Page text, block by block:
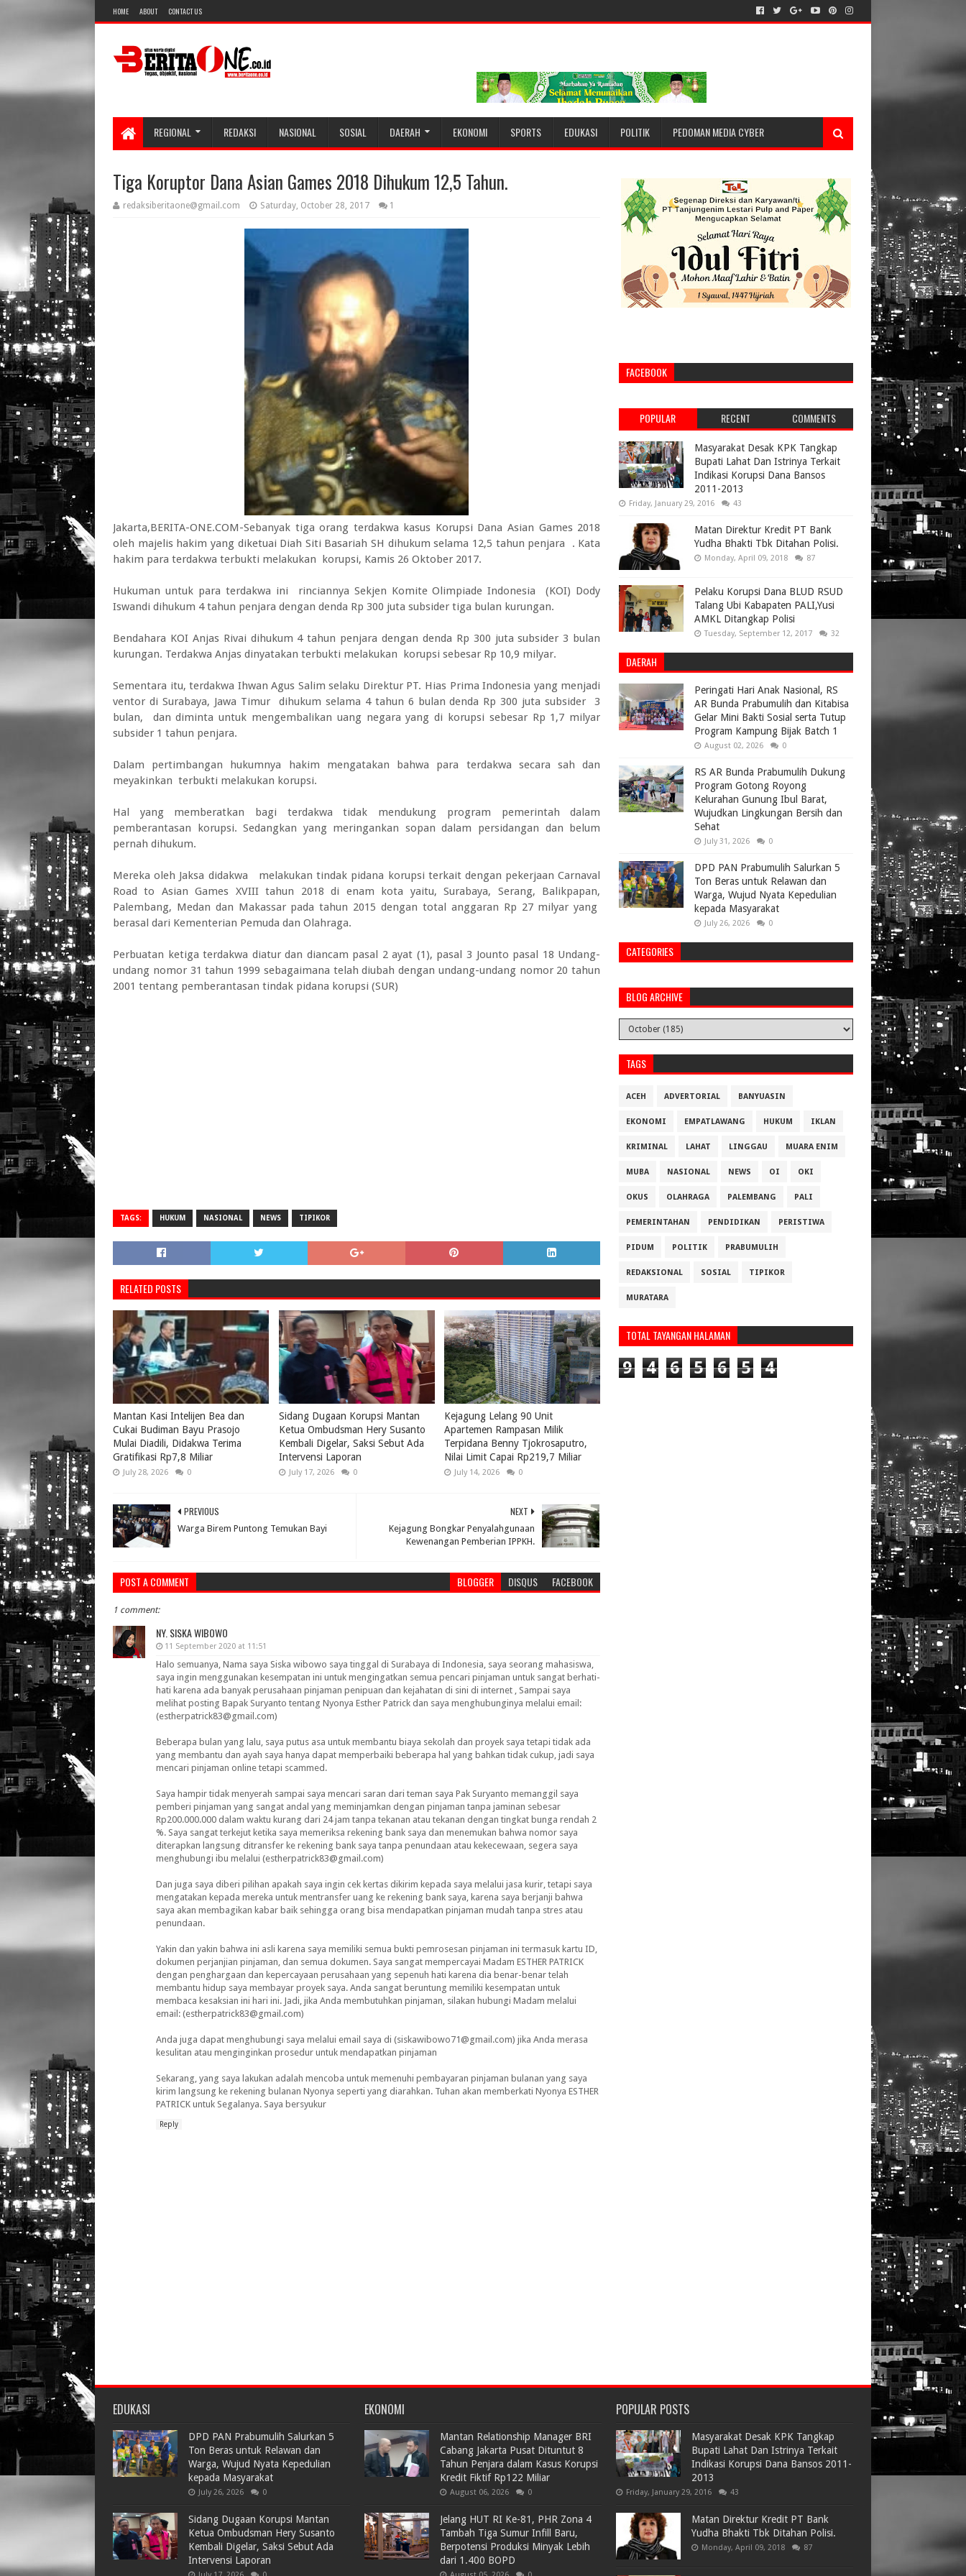
HOME ABOUT CONTACT US
REGIONAL REDAKSI NASIONAL SOSIAL DAERAH EKONOMI SPORTS EDUKASI POLITIK PEDOMAN MEDIA CYBER
Tiga Koruptor Dana Asian Games 2018 Dihukum 12,5 Tahun.
redaksiberitaone@gmail.com Saturday, October 28, 2017 1
Jakarta,BERITA-ONE.COM-Sebanyak tiga orang terdakwa kasus Korupsi Dana Asian Games 2018
oleh majelis hakim yang diketuai Diah Siti Basariah SH dihukum selama 12,5 tahun penjara . Kata
hakim para terdakwa terbukti melakukan korupsi, Kamis 26 Oktober 2017.
Hukuman untuk para terdakwa ini rinciannya Sekjen Komite Olimpiade Indonesia (KOI) Dody
Iswandi dihukum 4 tahun penjara dengan denda Rp 300 juta subsider tiga bulan kurungan.
Bendahara KOI Anjas Rivai dihukum 4 tahun penjara dengan denda Rp 300 juta subsider 3 bulan
kurungan. Terdakwa Anjas dinyatakan terbukti melakukan korupsi sebesar Rp 10,9 milyar.
Sementara itu, terdakwa Ihwan Agus Salim selaku Direktur PT. Hias Prima Indonesia yang menjadi
ventor di Surabaya, Jawa Timur dihukum selama 4 tahun 6 bulan denda Rp 300 juta subsider 3
bulan, dan diminta untuk mengembalikan uang negara yang di korupsi sebesar Rp 1,7 milyar
subsider 1 tahun penjara.
Dalam pertimbangan hukumnya hakim mengatakan bahwa para terdakwa secara sah dan
meyakinkan terbukti melakukan korupsi.
Hal yang memberatkan bagi terdakwa tidak mendukung program pemerintah dalam
pemberantasan korupsi. Sedangkan yang meringankan sopan dalam persidangan dan belum
pernah dihukum.
Mereka oleh Jaksa didakwa melakukan tindak pidana korupsi terkait dengan pekerjaan Carnaval
Road to Asian Games XVIII tahun 2018 di enam kota yaitu, Surabaya, Serang, Balikpapan,
Palembang, Medan dan Makassar pada tahun 2015 dengan total anggaran Rp 27 milyar yang
berasal dari Kementerian Pemuda dan Olahraga.
Perbuatan ketiga terdakwa diatur dan diancam pasal 2 ayat (1), pasal 3 Jounto pasal 18 Undang-
undang nomor 31 tahun 1999 sebagaimana telah diubah dengan undang-undang nomor 20 tahun
2001 tentang pemberantasan tindak pidana korupsi (SUR)
TAGS: HUKUM NASIONAL NEWS TIPIKOR
RELATED POSTS
Mantan Kasi Intelijen Bea dan
Cukai Budiman Bayu Prasojo
Mulai Diadili, Didakwa Terima
Gratifikasi Rp7,8 Miliar
July 28, 2026 0
Sidang Dugaan Korupsi Mantan
Ketua Ombudsman Hery Susanto
Kembali Digelar, Saksi Sebut Ada
Intervensi Laporan
July 17, 2026 0
Kejagung Lelang 90 Unit
Apartemen Rampasan Milik
Terpidana Benny Tjokrosaputro,
Nilai Limit Capai Rp219,7 Miliar
July 14, 2026 0
NEXT
Kejagung Bongkar Penyalahgunaan
Kewenangan Pemberian IPPKH.
PREVIOUS
Warga Birem Puntong Temukan Bayi
POST A COMMENT BLOGGER DISQUS FACEBOOK
1 comment:
NY. SISKA WIBOWO
11 September 2020 at 11:51
Halo semuanya, Nama saya Siska wibowo saya tinggal di Surabaya di Indonesia, saya seorang mahasiswa,
saya ingin menggunakan kesempatan ini untuk mengingatkan semua pencari pinjaman untuk sangat berhati-
hati karena ada banyak perusahaan pinjaman penipuan dan kejahatan di sini di internet , Sampai saya
melihat posting Bapak Suryanto tentang Nyonya Esther Patrick dan saya menghubunginya melalui email:
(estherpatrick83@gmail.com)
Beberapa bulan yang lalu, saya putus asa untuk membantu biaya sekolah dan proyek saya tetapi tidak ada
yang membantu dan ayah saya hanya dapat memperbaiki beberapa hal yang bahkan tidak cukup, jadi saya
mencari pinjaman online tetapi scammed.
Saya hampir tidak menyerah sampai saya mencari saran dari teman saya Pak Suryanto memanggil saya
pemberi pinjaman yang sangat andal yang meminjamkan dengan pinjaman tanpa jaminan sebesar
Rp200.000.000 dalam waktu kurang dari 24 jam tanpa tekanan atau tekanan dengan tingkat bunga rendah 2
%. Saya sangat terkejut ketika saya memeriksa rekening bank saya dan menemukan bahwa nomor saya
diterapkan langsung ditransfer ke rekening bank saya tanpa penundaan atau kekecewaan, segera saya
menghubungi ibu melalui (estherpatrick83@gmail.com)
Dan juga saya diberi pilihan apakah saya ingin cek kertas dikirim kepada saya melalui jasa kurir, tetapi saya
mengatakan kepada mereka untuk mentransfer uang ke rekening bank saya, karena saya berjanji bahwa
saya akan membagikan kabar baik sehingga orang bisa mendapatkan pinjaman mudah tanpa stres atau
penundaan.
Yakin dan yakin bahwa ini asli karena saya memiliki semua bukti pemrosesan pinjaman ini termasuk kartu ID,
dokumen perjanjian pinjaman, dan semua dokumen. Saya sangat mempercayai Madam ESTHER PATRICK
dengan penghargaan dan kepercayaan perusahaan yang sepenuh hati karena dia benar-benar telah
membantu hidup saya membayar proyek saya. Anda sangat beruntung memiliki kesempatan untuk
membaca kesaksian ini hari ini. Jadi, jika Anda membutuhkan pinjaman, silakan hubungi Madam melalui
email: (estherpatrick83@gmail.com)
Anda juga dapat menghubungi saya melalui email saya di (siskawibowo71@gmail.com) jika Anda merasa
kesulitan atau menginginkan prosedur untuk mendapatkan pinjaman
Sekarang, yang saya lakukan adalah mencoba untuk memenuhi pembayaran pinjaman bulanan yang saya
kirim langsung ke rekening bulanan Nyonya seperti yang diarahkan. Tuhan akan memberkati Nyonya ESTHER
PATRICK untuk Segalanya. Saya bersyukur
Reply
FACEBOOK
POPULAR RECENT COMMENTS
Masyarakat Desak KPK Tangkap
Bupati Lahat Dan Istrinya Terkait
Indikasi Korupsi Dana Bansos
2011-2013
Friday, January 29, 2016 43
Matan Direktur Kredit PT Bank
Yudha Bhakti Tbk Ditahan Polisi.
Monday, April 09, 2018 87
Pelaku Korupsi Dana BLUD RSUD
Talang Ubi Kabapaten PALI,Yusi
AMKL Ditangkap Polisi
Tuesday, September 12, 2017 32
DAERAH
Peringati Hari Anak Nasional, RS
AR Bunda Prabumulih dan Kitabisa
Gelar Mini Bakti Sosial serta Tutup
Program Kampung Bijak Batch 1
August 02, 2026 0
RS AR Bunda Prabumulih Dukung
Program Gotong Royong
Kelurahan Gunung Ibul Barat,
Wujudkan Lingkungan Bersih dan
Sehat
July 31, 2026 0
DPD PAN Prabumulih Salurkan 5
Ton Beras untuk Relawan dan
Warga, Wujud Nyata Kepedulian
kepada Masyarakat
July 26, 2026 0
CATEGORIES
BLOG ARCHIVE
TAGS
ACEH ADVERTORIAL BANYUASIN
EKONOMI EMPATLAWANG HUKUM IKLAN
KRIMINAL LAHAT LINGGAU MUARA ENIM
MUBA NASIONAL NEWS OI OKI
OKUS OLAHRAGA PALEMBANG PALI
PEMERINTAHAN PENDIDIKAN PERISTIWA
PIDUM POLITIK PRABUMULIH
REDAKSIONAL SOSIAL TIPIKOR
MURATARA
TOTAL TAYANGAN HALAMAN
9 4 6 5 6 5 4
EDUKASI
DPD PAN Prabumulih Salurkan 5
Ton Beras untuk Relawan dan
Warga, Wujud Nyata Kepedulian
kepada Masyarakat
July 26, 2026 0
Sidang Dugaan Korupsi Mantan
Ketua Ombudsman Hery Susanto
Kembali Digelar, Saksi Sebut Ada
Intervensi Laporan
EKONOMI
Mantan Relationship Manager BRI
Cabang Jakarta Pusat Dituntut 8
Tahun Penjara dalam Kasus Korupsi
Kredit Fiktif Rp122 Miliar
August 06, 2026 0
Jelang HUT RI Ke-81, PHR Zona 4
Tambah Tiga Sumur Infill Baru,
Berpotensi Produksi Minyak Lebih
dari 1.400 BOPD
POPULAR POSTS
Masyarakat Desak KPK Tangkap
Bupati Lahat Dan Istrinya Terkait
Indikasi Korupsi Dana Bansos 2011-
2013
Friday, January 29, 2016 43
Matan Direktur Kredit PT Bank
Yudha Bhakti Tbk Ditahan Polisi.
Monday, April 09, 2018 87